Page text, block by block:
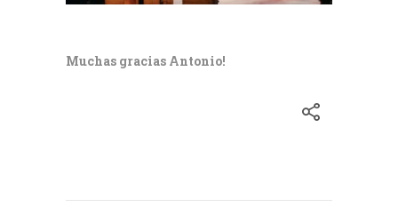
Muchas gracias Antonio!